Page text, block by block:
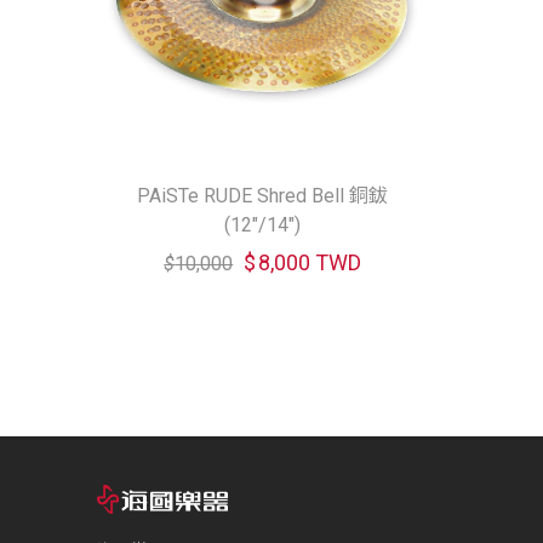
PAiSTe RUDE Shred Bell 銅鈸
(12"/14")
$10,000 $8,000 TWD